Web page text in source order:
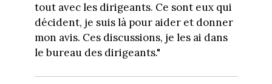
tout avec les dirigeants. Ce sont eux qui
décident, je suis là pour aider et donner
mon avis. Ces discussions, je les ai dans
le bureau des dirigeants."